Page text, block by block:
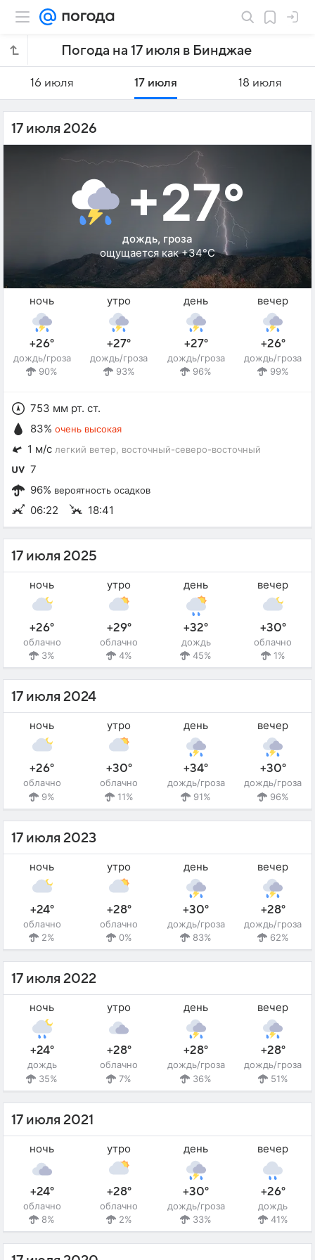
Погода на 17 июля в Бинджае
16 июля 17 июля 18 июля
17 июля 2026
+27°
дождь, гроза
ощущается как +34°C
ночь
+26°
дождь/гроза
90%
утро
+27°
дождь/гроза
93%
день
+27°
дождь/гроза
96%
вечер
+26°
дождь/гроза
99%
753 мм рт. ст.
83% очень высокая
1 м/с легкий ветер , восточный-северо-восточный
7
96% вероятность осадков
06:22 18:41
17 июля 2025
ночь
+26°
облачно
3%
утро
+29°
облачно
4%
день
+32°
дождь
45%
вечер
+30°
облачно
1%
17 июля 2024
ночь
+26°
облачно
9%
утро
+30°
облачно
11%
день
+34°
дождь/гроза
91%
вечер
+30°
дождь/гроза
96%
17 июля 2023
ночь
+24°
облачно
2%
утро
+28°
облачно
0%
день
+30°
дождь/гроза
83%
вечер
+28°
дождь/гроза
62%
17 июля 2022
ночь
+24°
дождь
35%
утро
+28°
облачно
7%
день
+28°
дождь/гроза
36%
вечер
+28°
дождь/гроза
51%
17 июля 2021
ночь
+24°
облачно
8%
утро
+28°
облачно
2%
день
+30°
дождь/гроза
33%
вечер
+26°
дождь
41%